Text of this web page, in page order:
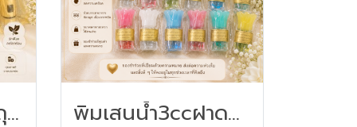
ไฟฉายเงินทองใส่ถุงผ้าไหมแก้ว - ของชำร่วยงานฌาปนกิจ พิมเสนน้ำ3ccฝาดอกไม้-ของชำร่วยงานศพ